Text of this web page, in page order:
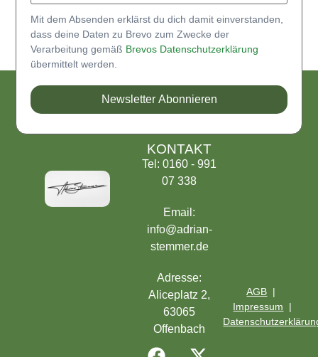
Mit dem Absenden erklärst du dich damit einverstanden,
dass deine Daten zu Brevo zum Zwecke der
Verarbeitung gemäß Brevos Datenschutzerklärung
übermittelt werden.
Newsletter Abonnieren
KONTAKT
Tel: 0160 - 991
07 338
Email:
info@adrian-
stemmer.de
Adresse:
Aliceplatz 2,
63065
Offenbach
AGB |
Impressum |